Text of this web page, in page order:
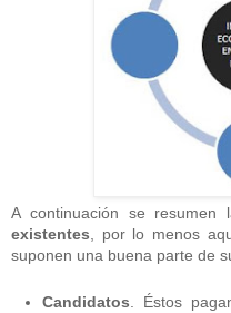
A continuación se resumen
existentes, por lo menos
suponen una buena parte de
Candidatos. Éstos